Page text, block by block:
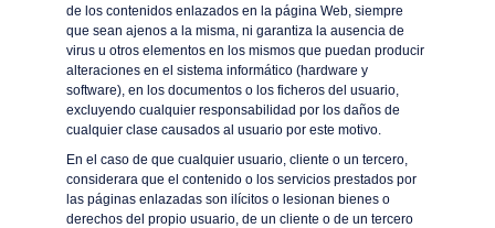
de los contenidos enlazados en la página Web, siempre
que sean ajenos a la misma, ni garantiza la ausencia de
virus u otros elementos en los mismos que puedan producir
alteraciones en el sistema informático (hardware y
software), en los documentos o los ficheros del usuario,
excluyendo cualquier responsabilidad por los daños de
cualquier clase causados al usuario por este motivo.
En el caso de que cualquier usuario, cliente o un tercero,
considerara que el contenido o los servicios prestados por
las páginas enlazadas son ilícitos o lesionan bienes o
derechos del propio usuario, de un cliente o de un tercero